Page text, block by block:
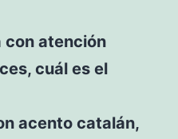
con atención
cuál es el
acento catalán,